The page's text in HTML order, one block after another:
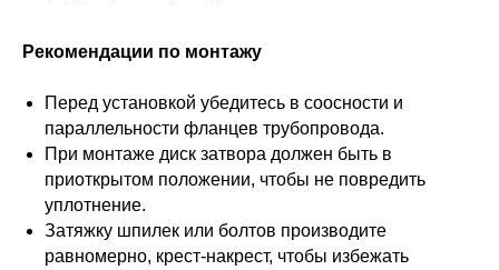
Рекомендации по монтажу
Перед установкой убедитесь в соосности и
параллельности фланцев трубопровода.
При монтаже диск затвора должен быть в
приоткрытом положении, чтобы не повредить
уплотнение.
Затяжку шпилек или болтов производите
равномерно, крест-накрест, чтобы избежать